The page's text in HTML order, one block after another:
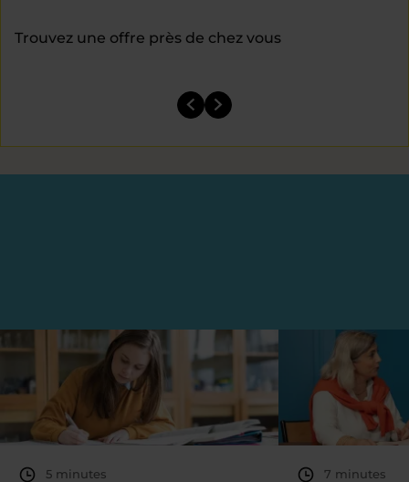
Trouvez une offre près de chez vous
5 minutes 7 minutes